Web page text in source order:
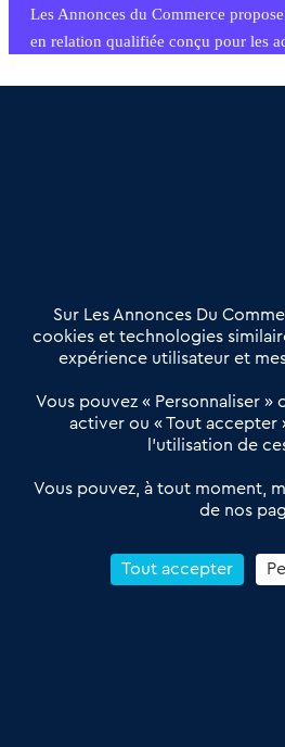
Les Annonces du Commerce
en relation qualifiée conçu pour les
commercial et les collectivités
Offres Pro
Actualités
Qui sommes nous ?
Derniers articles
Réseau 3C : un partenaire national
Petitscommerces : Un partenariat au
proximité et des territoires
Reprendre un Restaurant Rapide
Sur Les Annonces Du
cookies et technologies
expérience utilisateur et
Vous pouvez « Personnaliser »
activer ou « Tout accepter
l’utilisation de
Vous pouvez, à tout moment,
de nos
Tout accepter